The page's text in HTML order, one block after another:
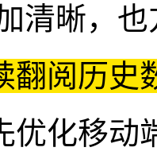
清晰，
翻阅历史
优化移动